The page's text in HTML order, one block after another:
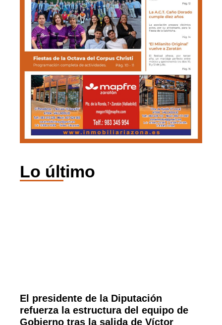
Lo último
El presidente de la Diputación
refuerza la estructura del equipo de
Gobierno tras la salida de Víctor